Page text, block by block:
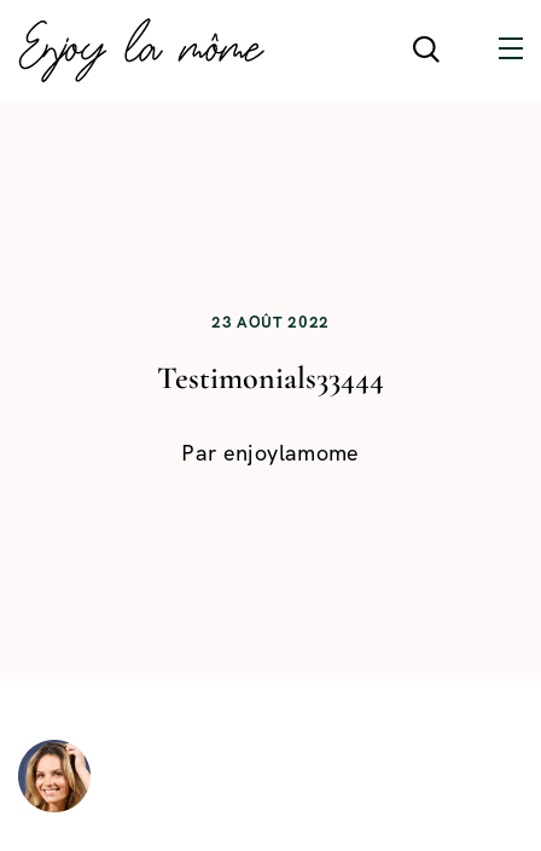
23 AOÛT 2022
Testimonials33444
Par enjoylamome